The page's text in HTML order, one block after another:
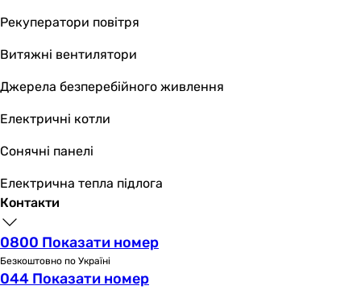
Рекуператори повітря
Витяжні вентилятори
Джерела безперебійного живлення
Електричні котли
Сонячні панелі
Електрична тепла підлога
Контакти
0800 Показати номер
Безкоштовно по Україні
044 Показати номер